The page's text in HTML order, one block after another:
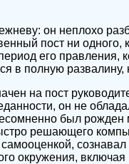
он неплохо
пост ни
его правления,
в полную развалину,
на пост
он не
был
решающего
окружения, включая